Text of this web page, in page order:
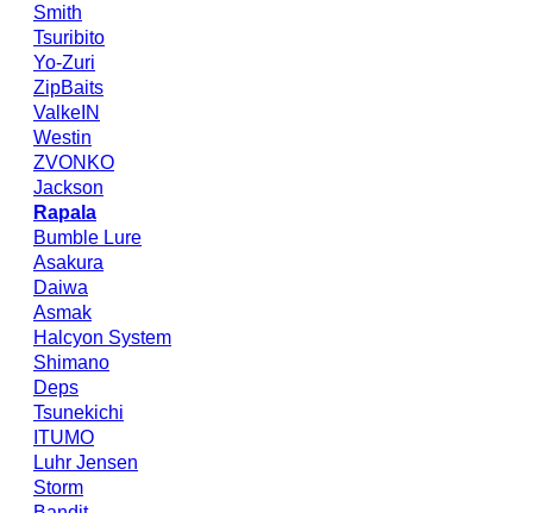
Smith
Tsuribito
Yo-Zuri
ZipBaits
ValkeIN
Westin
ZVONKO
Jackson
Rapala
Bumble Lure
Asakura
Daiwa
Asmak
Halcyon System
Shimano
Deps
Tsunekichi
ITUMO
Luhr Jensen
Storm